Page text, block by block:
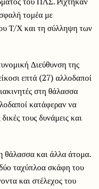
τομέα με
Τ/Χ και τη σύλληψη των
Διεύθυνση της
επτά (27) αλλοδαποί
στη θάλασσα
κατάφεραν να
τους δυνάμεις και
και άλλα άτομα.
ταχύπλοα σκάφη του
και στέλεχος του